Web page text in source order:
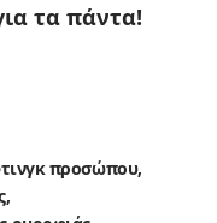
τα πάντα!
προσώπου